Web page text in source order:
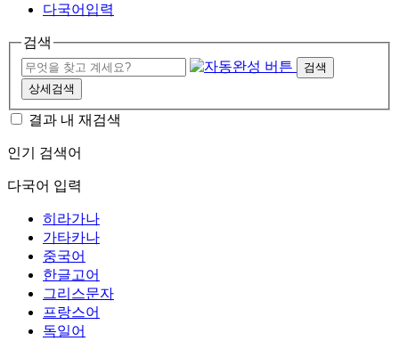
다국어입력
검색
검색
상세검색
결과 내 재검색
인기 검색어
다국어 입력
히라가나
가타카나
중국어
한글고어
그리스문자
프랑스어
독일어